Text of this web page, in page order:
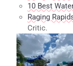
10 Best
Raging
Critic.